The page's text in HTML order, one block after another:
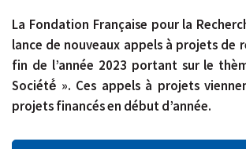
La Fondation Française pour la
lance de nouveaux appels à projets de
fin de l’année 2023 portant sur le
Société́ ». Ces appels à projets
projets financés en début d’année.